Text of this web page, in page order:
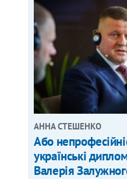
АННА СТЕШЕНКО
Або
українські
Валерія